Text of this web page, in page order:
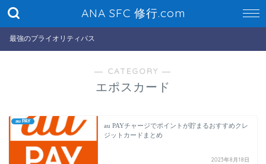
ANA SFC 修行.com
最強のプライオリティパス
― CATEGORY ―
エポスカード
au PAY
au PAYチャージでポイントが貯まるおすすめクレ
ジットカードまとめ
2023年8月18日